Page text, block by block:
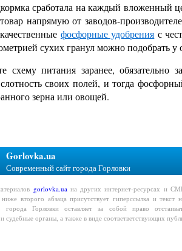
сработала на каждый вложенный
напрямую от заводов-
фосфорные удобрения с
сухих гранул можно подобрать
схему питания заранее,
своих полей, и тогда
зерна или овощей.
Gorlovka.ua
Современный сайт города Горловки
gorlovka.uaна других интернет-ресурсах и
второго абзаца присутствует гиперссылка и
города Горловки оставляет за собой право
судебные органы, а также в виде соответветствующих